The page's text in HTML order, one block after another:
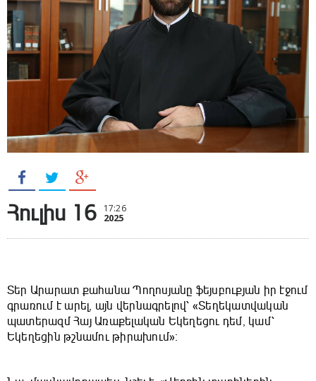
Հուլիս 16 17:26
2025
Տեր Արարատ քահանա Պողոսյանը ֆեյսբուքյան իր էջում
գրառում է արել, այն վերնագրելով՝ «Տեղեկատվական
պատերազմ Հայ Առաքելական Եկեղեցու դեմ, կամ՝
Եկեղեցին թշնամու թիրախում»։